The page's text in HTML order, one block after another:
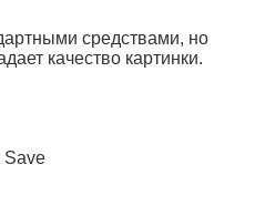
средствами, но
качество картинки.
Save